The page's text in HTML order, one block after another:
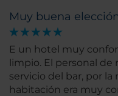
Muy buena
E un hotel muy
limpio. El personal de
servicio del bar, por
habitación era muy